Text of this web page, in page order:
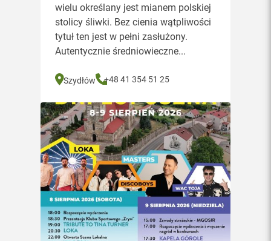
wielu określany jest mianem polskiej
stolicy śliwki. Bez cienia wątpliwości
tytuł ten jest w pełni zasłużony.
Autentycznie średniowieczne...
Szydłów +48 41 354 51 25